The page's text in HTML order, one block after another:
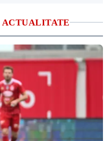
ACTUALITATE